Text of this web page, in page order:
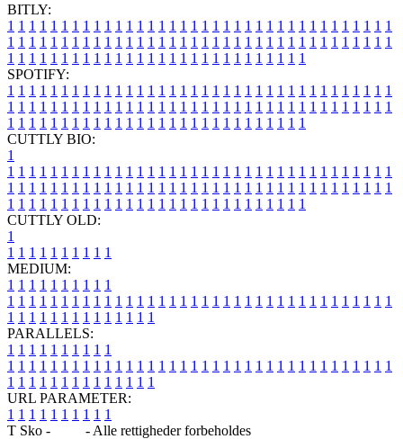
BITLY:
1 1 1 1 1 1 1 1 1 1 1 1 1 1 1 1 1 1 1 1 1 1 1 1 1 1 1 1 1 1 1 1 1 1 1 1
1 1 1 1 1 1 1 1 1 1 1 1 1 1 1 1 1 1 1 1 1 1 1 1 1 1 1 1 1 1 1 1 1 1 1 1
1 1 1 1 1 1 1 1 1 1 1 1 1 1 1 1 1 1 1 1 1 1 1 1 1 1 1 1
SPOTIFY:
1 1 1 1 1 1 1 1 1 1 1 1 1 1 1 1 1 1 1 1 1 1 1 1 1 1 1 1 1 1 1 1 1 1 1 1
1 1 1 1 1 1 1 1 1 1 1 1 1 1 1 1 1 1 1 1 1 1 1 1 1 1 1 1 1 1 1 1 1 1 1 1
1 1 1 1 1 1 1 1 1 1 1 1 1 1 1 1 1 1 1 1 1 1 1 1 1 1 1 1
CUTTLY BIO:
1
1 1 1 1 1 1 1 1 1 1 1 1 1 1 1 1 1 1 1 1 1 1 1 1 1 1 1 1 1 1 1 1 1 1 1 1
1 1 1 1 1 1 1 1 1 1 1 1 1 1 1 1 1 1 1 1 1 1 1 1 1 1 1 1 1 1 1 1 1 1 1 1
1 1 1 1 1 1 1 1 1 1 1 1 1 1 1 1 1 1 1 1 1 1 1 1 1 1 1 1
CUTTLY OLD:
1
1 1 1 1 1 1 1 1 1 1
MEDIUM:
1 1 1 1 1 1 1 1 1 1
1 1 1 1 1 1 1 1 1 1 1 1 1 1 1 1 1 1 1 1 1 1 1 1 1 1 1 1 1 1 1 1 1 1 1 1
1 1 1 1 1 1 1 1 1 1 1 1 1 1
PARALLELS:
1 1 1 1 1 1 1 1 1 1
1 1 1 1 1 1 1 1 1 1 1 1 1 1 1 1 1 1 1 1 1 1 1 1 1 1 1 1 1 1 1 1 1 1 1 1
1 1 1 1 1 1 1 1 1 1 1 1 1 1
URL PARAMETER:
1 1 1 1 1 1 1 1 1 1
T Sko -
- Alle rettigheder forbeholdes